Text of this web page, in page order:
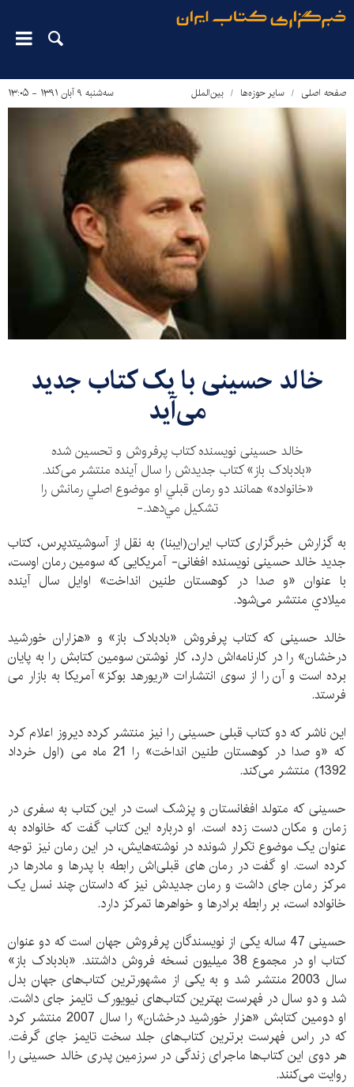
صفحه اصلی سایر حوزه‌ها بین‌الملل سه‌شنبه ۹ آبان ۱۳۹۱ - ۱۳:۰۵
خالد حسینی با یک کتاب جدید
می‌آید
خالد حسینی نویسنده کتاب پرفروش و تحسین شده
«بادبادک باز» کتاب جدیدش را سال آینده منتشر می‌کند.
«خانواده» همانند دو رمان قبلي‌ او موضوع اصلي رمانش را
تشكيل مي‌دهد.-
به گزارش خبرگزاری کتاب ایران(ایبنا) به نقل از آسوشیتدپرس، کتاب
جدید خالد حسینی نویسنده افغانی- آمریکایی که سومین رمان اوست،
با عنوان «و صدا در کوهستان طنین انداخت» اوایل سال آینده
ميلادي منتشر می‌شود.
خالد حسینی که کتاب پرفروش «بادبادک باز» و «هزاران خورشید
درخشان» را در کارنامه‌اش دارد، كار نوشتن سومین کتابش را به پایان
برده است و آن را از سوی انتشارات «ریورهد بوکز» آمریکا به بازار می
فرستد.
این ناشر که دو کتاب قبلی حسینی را نیز منتشر کرده دیروز اعلام کرد
كه «و صدا در کوهستان طنین انداخت» را 21 ماه می (اول خرداد
1392) منتشر می‌کند.
حسینی که متولد افغانستان و پزشک است در این کتاب به سفری در
زمان و مکان دست زده است. او درباره این کتاب گفت كه خانواده به
عنوان یک موضوع تکرار شونده در نوشته‌هایش، در این رمان نیز توجه
کرده است. او گفت در رمان های قبلی‌اش رابطه با پدرها و مادرها در
مرکز رمان جای داشت و رمان جدیدش نیز که داستان چند نسل یک
خانواده است، بر رابطه برادرها و خواهرها تمرکز دارد.
حسینی 47 ساله یکی از نویسندگان پرفروش جهان است که دو عنوان
کتاب او در مجموع 38 میلیون نسخه فروش داشتند. «بادبادک باز»
سال 2003 منتشر شد و به یکی از مشهورترین کتاب‌های جهان بدل
شد و دو سال در فهرست بهترین کتاب‌های نیویورک تایمز جای داشت.
او دومین کتابش «هزار خورشید درخشان» را سال 2007 منتشر کرد
که در راس فهرست برترین کتاب‌های جلد سخت تایمز جای گرفت.
هر دوی این کتاب‌ها ماجرای زندگی در سرزمین پدری خالد حسینی را
روایت می‌کنند.